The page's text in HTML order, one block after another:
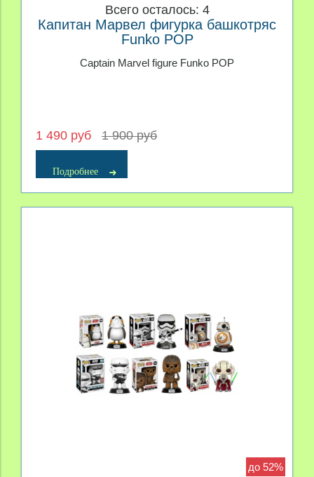
Всего осталось: 4
Капитан Марвел фигурка башкотряс
Funko POP
Captain Marvel figure Funko POP
1 490 руб 1 900 руб
Подробнее
до 52%